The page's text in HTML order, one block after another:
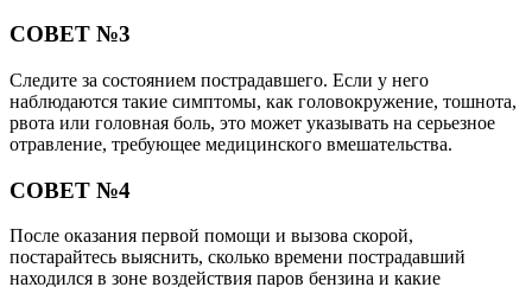
СОВЕТ №3
Следите за состоянием пострадавшего. Если у него
наблюдаются такие симптомы, как головокружение, тошнота,
рвота или головная боль, это может указывать на серьезное
отравление, требующее медицинского вмешательства.
СОВЕТ №4
После оказания первой помощи и вызова скорой,
постарайтесь выяснить, сколько времени пострадавший
находился в зоне воздействия паров бензина и какие